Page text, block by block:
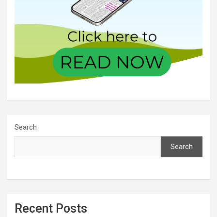
Search
Search
Recent Posts